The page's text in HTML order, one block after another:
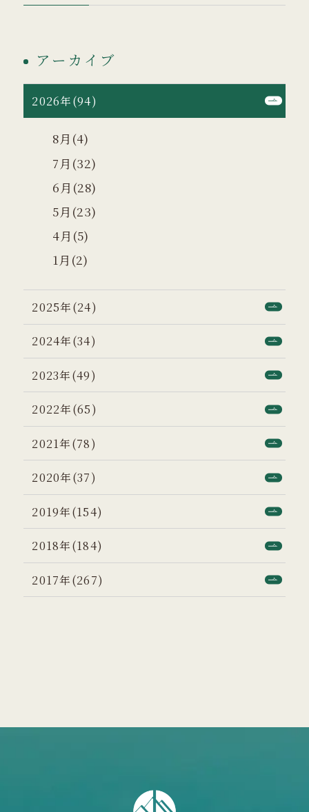
アーカイブ
2026年(94)
8月(4)
7月(32)
6月(28)
5月(23)
4月(5)
1月(2)
2025年(24)
2024年(34)
2023年(49)
2022年(65)
2021年(78)
2020年(37)
2019年(154)
2018年(184)
2017年(267)